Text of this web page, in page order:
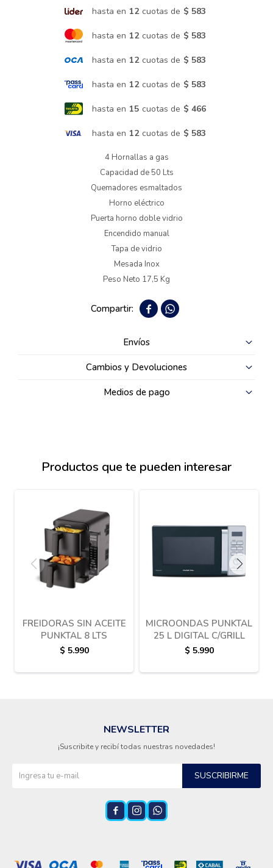
hasta en 12 cuotas de $ 583
hasta en 12 cuotas de $ 583
hasta en 12 cuotas de $ 583
hasta en 12 cuotas de $ 583
hasta en 15 cuotas de $ 466
hasta en 12 cuotas de $ 583
4 Hornallas a gas
Capacidad de 50 Lts
Quemadores esmaltados
Horno eléctrico
Puerta horno doble vidrio
Encendido manual
Tapa de vidrio
Mesada Inox
Peso Neto 17,5 Kg
 
Envíos
Cambios y Devoluciones
Medios de pago
Productos que te pueden interesar
FREIDORAS SIN ACEITE
PUNKTAL 8 LTS
$ 5.990
MICROONDAS PUNKTAL
25 L DIGITAL C/GRILL
$ 5.990
NEWSLETTER
¡Suscribite y recibí todas nuestras novedades!
SUSCRIBIRME
  
Lavado y secado
Bicicletas y más